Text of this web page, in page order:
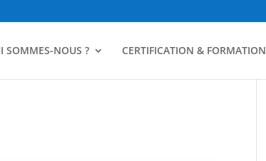
SOMMES-NOUS ? CERTIFICATION & FORMATION